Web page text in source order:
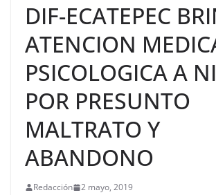
DIF-ECATEPEC
ATENCION
PSICOLOGICA A
POR PRESUNTO
MALTRATO Y
ABANDONO
Redacción
2 mayo, 2019